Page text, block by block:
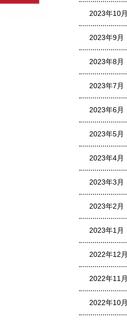
2023年10月
2023年9月
2023年8月
2023年7月
2023年6月
2023年5月
2023年4月
2023年3月
2023年2月
2023年1月
2022年12月
2022年11月
2022年10月